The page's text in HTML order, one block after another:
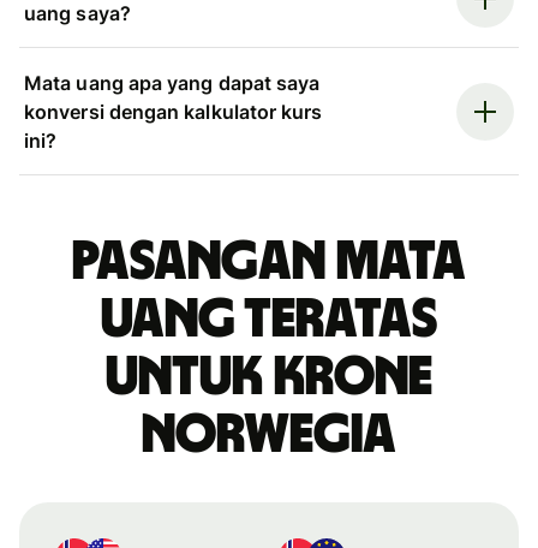
uang saya?
Mata uang apa yang dapat saya
konversi dengan kalkulator kurs
ini?
Pasangan mata
uang teratas
untuk krone
Norwegia